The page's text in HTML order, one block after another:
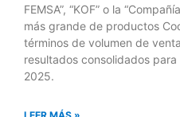
FEMSA”, “KOF” o la
más grande de productos
términos de volumen de
resultados consolidados
2025.